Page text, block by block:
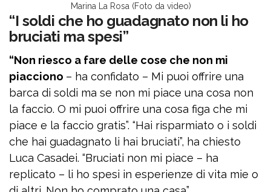
Marina La Rosa (Foto da video)
“I soldi che ho guadagnato non li ho
bruciati ma spesi”
“Non riesco a fare delle cose che non mi
piacciono – ha confidato – Mi puoi offrire una
barca di soldi ma se non mi piace una cosa non
la faccio. O mi puoi offrire una cosa figa che mi
piace e la faccio gratis”. “Hai risparmiato o i soldi
che hai guadagnato li hai bruciati”, ha chiesto
Luca Casadei. “Bruciati non mi piace – ha
replicato – li ho spesi in esperienze di vita mie o